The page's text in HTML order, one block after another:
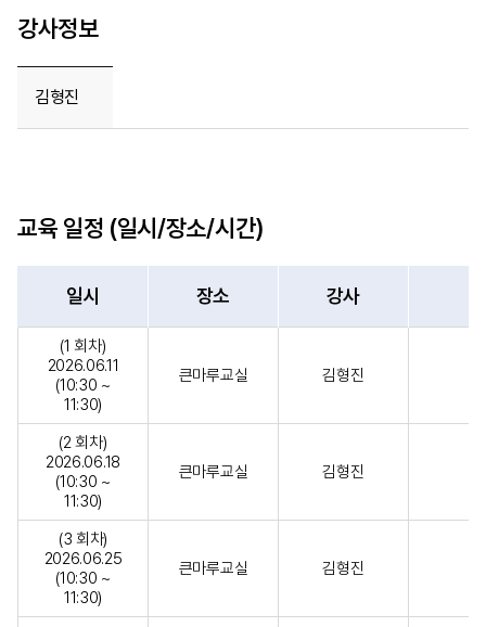
강사정보
김형진
교육 일정 (일시/장소/시간)
일시 장소 강사
(1 회차)
2026.06.11
(10:30 ~
11:30)
큰마루교실 김형진
(2 회차)
2026.06.18
(10:30 ~
11:30)
큰마루교실 김형진
(3 회차)
2026.06.25
(10:30 ~
11:30)
큰마루교실 김형진